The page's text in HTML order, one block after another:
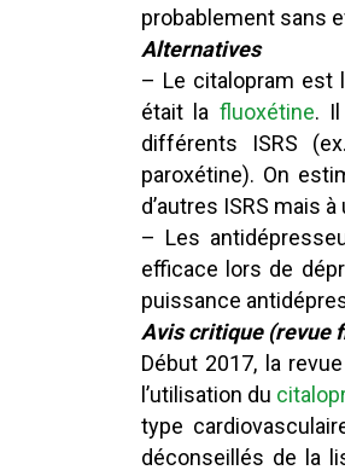
probablement sans
Alternatives
– Le citalopram est
était la fluoxétine. Il
différents ISRS
paroxétine). On
d’autres ISRS mais
– Les
efficace lors de
puissance
Avis critique (revue
Début 2017, la
l’utilisation du
type
déconseillés de la